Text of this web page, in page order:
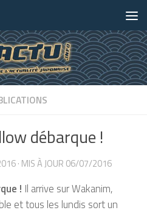
débarque !
· MIS À JOUR 06/07/2016
! Il arrive sur Wakanim,
et tous les lundis sort un